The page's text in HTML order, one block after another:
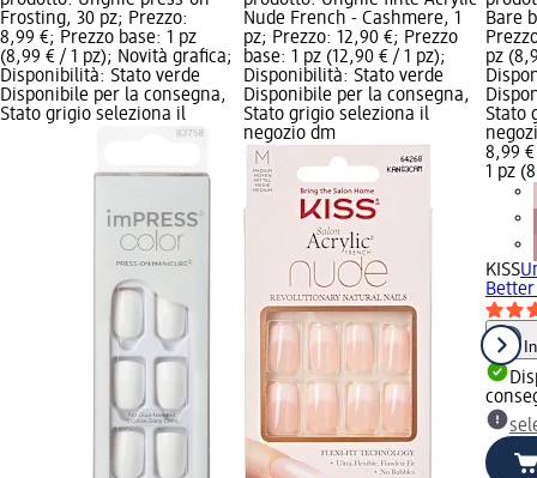
Frosting, 30 pz; Prezzo:
8,99 €; Prezzo base: 1 pz
(8,99 € / 1 pz); Novità grafica;
Disponibilità: Stato verde
Disponibile per la consegna,
Stato grigio seleziona il
Nude French - Cashmere, 1
pz; Prezzo: 12,90 €; Prezzo
base: 1 pz (12,90 € / 1 pz);
Disponibilità: Stato verde
Disponibile per la consegna,
Stato grigio seleziona il
negozio dm
Bare
pz
Stato
8,99 €
1 pz
KISS